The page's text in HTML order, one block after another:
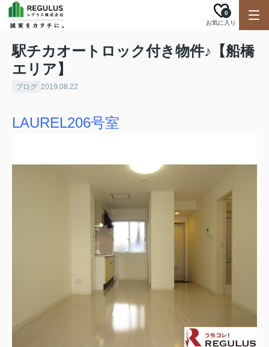
お気に入り
0
駅チカオートロック付き物件♪【船橋
エリア】
ブログ 2019.08.22
LAUREL206号室